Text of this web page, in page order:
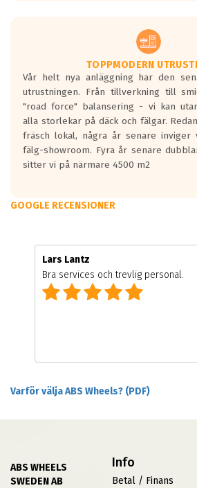
TOPPMODERN
Vår helt nya anläggning har den
utrustningen. Från tillverkning till
"road force" balansering - vi kan
alla storlekar på däck och fälgar.
fräsch lokal, några år senare inviger
fälg-showroom. Fyra år senare
sitter vi på närmare 4500 m2
GOOGLE RECENSIONER
Lars Lantz
Bra services och trevlig personal.
Varför välja ABS Wheels? (PDF)
ABS WHEELS
SWEDEN AB
Info
Betal / Finans